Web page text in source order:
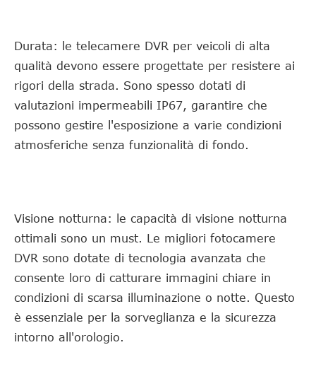
Durata: le telecamere DVR per veicoli di alta
qualità devono essere progettate per resistere ai
rigori della strada. Sono spesso dotati di
valutazioni impermeabili IP67, garantire che
possono gestire l'esposizione a varie condizioni
atmosferiche senza funzionalità di fondo.
Visione notturna: le capacità di visione notturna
ottimali sono un must. Le migliori fotocamere
DVR sono dotate di tecnologia avanzata che
consente loro di catturare immagini chiare in
condizioni di scarsa illuminazione o notte. Questo
è essenziale per la sorveglianza e la sicurezza
intorno all'orologio.